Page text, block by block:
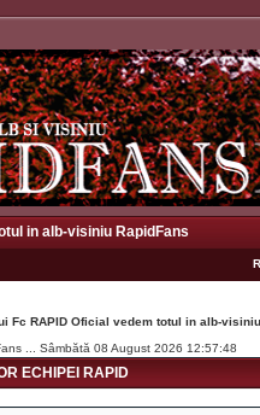
in alb-visiniu RapidFans
Fc RAPID Oficial vedem totul in alb-
... Sâmbătă 08 August 2026 12:57:48
ECHIPEI RAPID